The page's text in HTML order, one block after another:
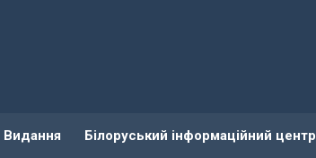
Видання Білоруський інформаційний центр